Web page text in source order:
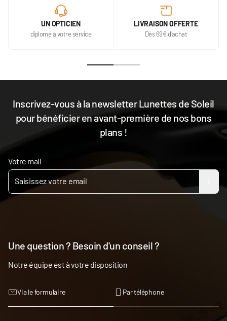
UN OPTICIEN
diplomé à votre service
LIVRAISON OFFERTE
Dès 69€ d'achat
Inscrivez-vous à la newsletter Lunettes de Soleil
pour bénéficier en avant-première de nos bons
plans !
Votre mail
Une question ? Besoin d'un conseil ?
Notre équipe est à votre disposition
Via le formulaire Par téléphone